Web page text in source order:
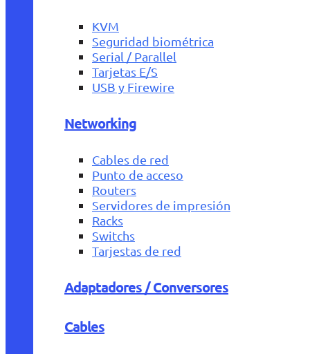
KVM
Seguridad biométrica
Serial / Parallel
Tarjetas E/S
USB y Firewire
Networking
Cables de red
Punto de acceso
Routers
Servidores de impresión
Racks
Switchs
Tarjestas de red
Adaptadores / Conversores
Cables